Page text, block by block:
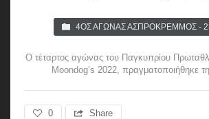
4ΟΣ ΑΓΏΝΑΣ ΑΣΠΡΌΚΡΕΜΜΟΣ -
Ο τέταρτος αγώνας του Παγκυπρίου
Moondog’s 2022, πραγματοποιήθηκε
0 Share